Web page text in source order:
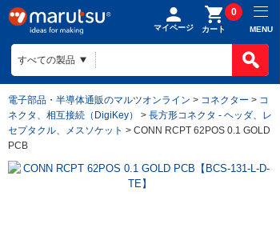
マイページ カート
0
MENU
電子部品・半導体通販のマルツオンライン > コネクター > コ
ネクタ、相互接続（DigiKey）
> 長方形コネクタ - ヘッダ、レ
セプタクル、メスソケット > CONN RCPT 62POS 0.1 GOLD
PCB